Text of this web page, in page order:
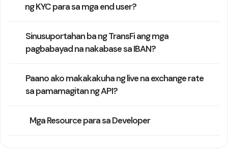
ng KYC para sa mga end user?
Sinusuportahan ba ng TransFi ang mga
pagbabayad na nakabase sa IBAN?
Paano ako makakakuha ng live na exchange rate
sa pamamagitan ng API?
Mga Resource para sa Developer